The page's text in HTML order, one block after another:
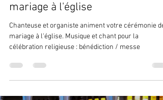
mariage à l'église
Chanteuse et organiste animent votre cérémonie de
mariage à l'église. Musique et chant pour la
célébration religieuse : bénédiction / messe